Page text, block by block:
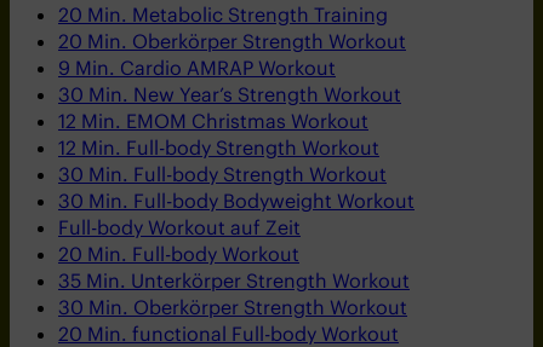
20 Min. Metabolic Strength Training
20 Min. Oberkörper Strength Workout
9 Min. Cardio AMRAP Workout
30 Min. New Year’s Strength Workout
12 Min. EMOM Christmas Workout
12 Min. Full-body Strength Workout
30 Min. Full-body Strength Workout
30 Min. Full-body Bodyweight Workout
Full-body Workout auf Zeit
20 Min. Full-body Workout
35 Min. Unterkörper Strength Workout
30 Min. Oberkörper Strength Workout
20 Min. functional Full-body Workout